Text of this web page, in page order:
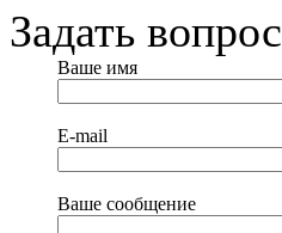
Задать вопрос
Ваше имя
E-mail
Ваше сообщение